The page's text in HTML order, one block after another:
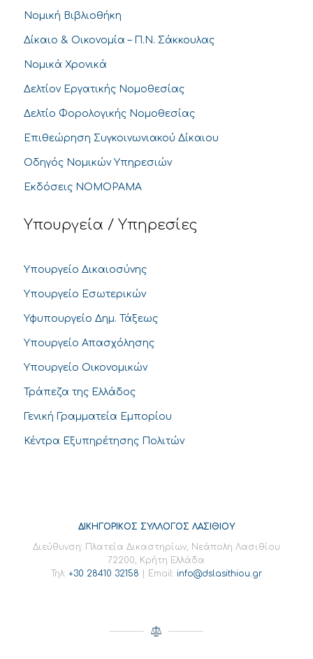
Νομική Βιβλιοθήκη
Δίκαιο & Οικονομία – Π.Ν. Σάκκουλας
Νομικά Χρονικά
Δελτίον Εργατικής Νομοθεσίας
Δελτίο Φορολογικής Νομοθεσίας
Επιθεώρηση Συγκοινωνιακού Δίκαιου
Οδηγός Νομικών Υπηρεσιών
Εκδόσεις ΝΟΜΟΡΑΜΑ
Υπουργεία / Υπηρεσίες
Υπουργείο Δικαιοσύνης
Υπουργείο Εσωτερικών
Υφυπουργείο Δημ. Τάξεως
Υπουργείο Απασχόλησης
Υπουργείο Οικονομικών
Τράπεζα της Ελλάδος
Γενική Γραμματεία Εμπορίου
Κέντρα Εξυπηρέτησης Πολιτών
ΔΙΚΗΓΟΡΙΚΟΣ ΣΥΛΛΟΓΟΣ ΛΑΣΙΘΙΟΥ
Διεύθυνση: Πλατεία Δικαστηρίων, Νεάπολη Λασιθίου
72200, Κρήτη Ελλάδα
Τηλ: +30 28410 32158 | Email: info@dslasithiou.gr